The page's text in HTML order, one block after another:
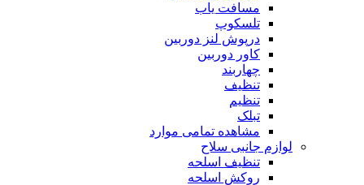
مسافت یاب
تلسکوپ
درپوش لنز دوربین
کاور دوربین
چهاربند
تنظیف
تنظیم
تبلک
مشاهده تمامی موارد
لوازم جانبی سلاح
تنظیف اسلحه
روکش اسلحه